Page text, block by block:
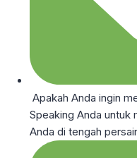
Apakah Anda ingin
Speaking Anda untuk
Anda di tengah